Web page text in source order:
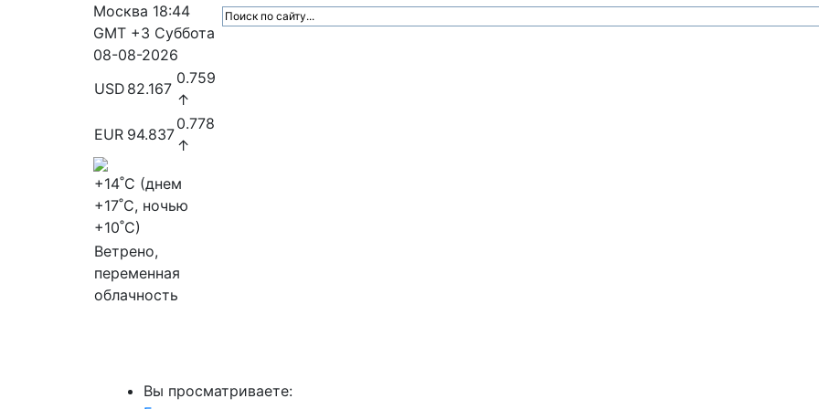
Москва 18:44
GMT +3 Суббота
08-08-2026
USD 82.167
0.759
↑
EUR 94.837
0.778
↑
+14˚C (днем
+17˚C, ночью
+10˚C)
Ветрено,
переменная
облачность
Вы просматриваете: